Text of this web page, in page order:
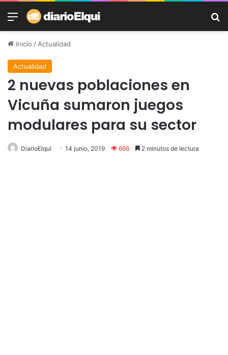
Menú
Inicio /Actualidad
Actualidad
2 nuevas poblaciones en
Vicuña sumaron juegos
modulares para su sector
DiarioElqui 14 junio, 2019 666 2 minutos de lectura